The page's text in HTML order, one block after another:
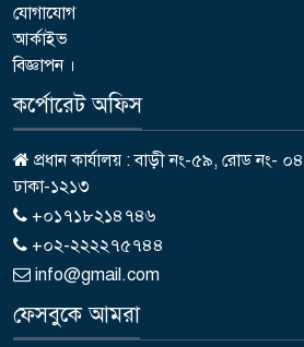
যোগাযোগ
আর্কাইভ
বিজ্ঞাপন ।
কর্পোরেট অফিস
প্রধান কার্যালয় : বাড়ী নং-৫৯, রোড নং-
ঢাকা-১২১৩
+০১৭১৮২১৪৭৪৬
+০২-২২২২৭৫৭৪৪
info@gmail.com
ফেসবুকে আমরা